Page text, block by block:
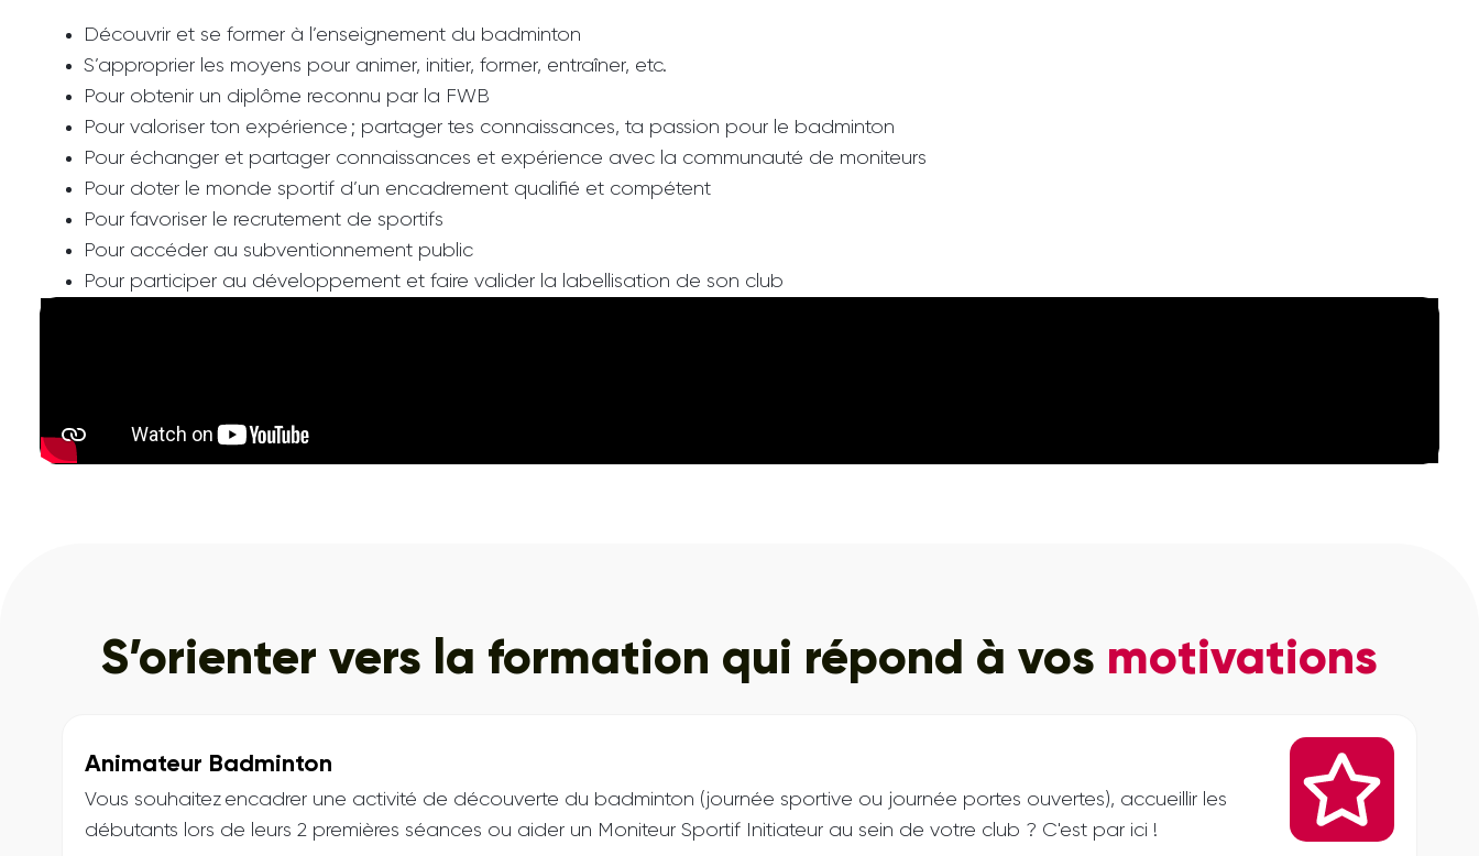
Découvrir et se former à l’enseignement du badminton
S’approprier les moyens pour animer, initier, former, entraîner, etc.
Pour obtenir un diplôme reconnu par la FWB
Pour valoriser ton expérience ; partager tes connaissances, ta passion pour le badminton
Pour échanger et partager connaissances et expérience avec la communauté de moniteurs
Pour doter le monde sportif d’un encadrement qualifié et compétent
Pour favoriser le recrutement de sportifs
Pour accéder au subventionnement public
Pour participer au développement et faire valider la labellisation de son club
S’orienter vers la formation qui répond à vos motivations
Animateur Badminton
Vous souhaitez encadrer une activité de découverte du badminton (journée sportive ou journée portes ouvertes), accueillir les
débutants lors de leurs 2 premières séances ou aider un Moniteur Sportif Initiateur au sein de votre club ? C'est par ici !